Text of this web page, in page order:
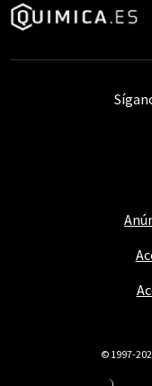
© 1997-